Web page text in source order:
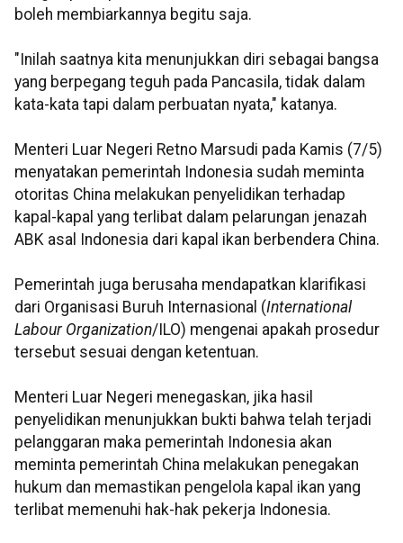
boleh membiarkannya begitu saja.
"Inilah saatnya kita menunjukkan diri sebagai bangsa
yang berpegang teguh pada Pancasila, tidak dalam
kata-kata tapi dalam perbuatan nyata," katanya.
Menteri Luar Negeri Retno Marsudi pada Kamis (7/5)
menyatakan pemerintah Indonesia sudah meminta
otoritas China melakukan penyelidikan terhadap
kapal-kapal yang terlibat dalam pelarungan jenazah
ABK asal Indonesia dari kapal ikan berbendera China.
Pemerintah juga berusaha mendapatkan klarifikasi
dari Organisasi Buruh Internasional (International
Labour Organization/ILO) mengenai apakah prosedur
tersebut sesuai dengan ketentuan.
Menteri Luar Negeri menegaskan, jika hasil
penyelidikan menunjukkan bukti bahwa telah terjadi
pelanggaran maka pemerintah Indonesia akan
meminta pemerintah China melakukan penegakan
hukum dan memastikan pengelola kapal ikan yang
terlibat memenuhi hak-hak pekerja Indonesia.